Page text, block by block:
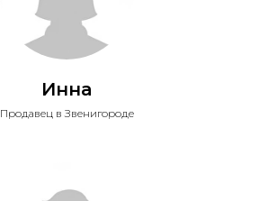
Инна
Продавец в Звенигороде